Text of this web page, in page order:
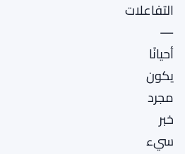
التفاعلات
—
أحيانًا
يكون
مجرد
خبر
سيء